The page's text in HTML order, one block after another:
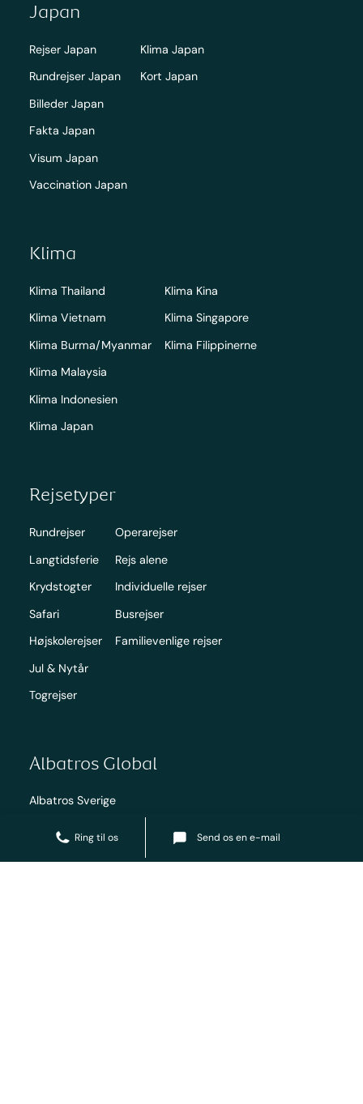
Ring til os Send os en e-mail
Japan
Rejser Japan
Rundrejser Japan
Billeder Japan
Fakta Japan
Visum Japan
Vaccination Japan
Klima Japan
Kort Japan
Klima
Klima Thailand
Klima Vietnam
Klima Burma/Myanmar
Klima Malaysia
Klima Indonesien
Klima Japan
Klima Kina
Klima Singapore
Klima Filippinerne
Rejsetyper
Rundrejser
Langtidsferie
Krydstogter
Safari
Højskolerejser
Jul & Nytår
Togrejser
Operarejser
Rejs alene
Individuelle rejser
Busrejser
Familievenlige rejser
Albatros Global
Albatros Sverige
Albatros Norge